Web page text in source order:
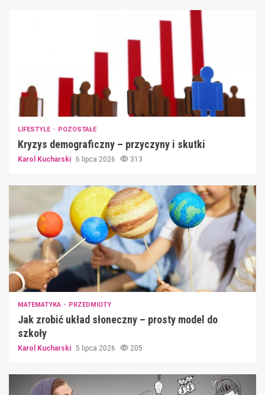
LIFESTYLE POZOSTAŁE
Kryzys demograficzny – przyczyny i skutki
Karol Kucharski 6 lipca 2026 313
MATEMATYKA PRZEDMIOTY
Jak zrobić układ słoneczny – prosty model do
szkoły
Karol Kucharski 5 lipca 2026 205